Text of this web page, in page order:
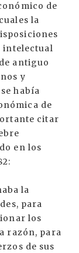
de
la
intelectual
antiguo
y
había
de
citar
en los
la
para
los
razón, para
de sus